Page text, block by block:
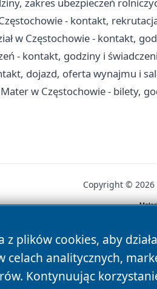
- kontakt,
w Częstochowie - kontakt,
- kontakt, godziny i
dojazd, oferta wynajmu i
w Częstochowie - bilety,
z plików cookies, aby
celach analitycznych,
Kontynuując
Copyright © 2026